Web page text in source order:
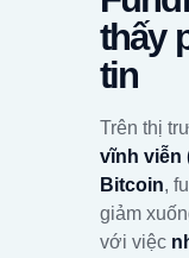
thấy
tin
Trên thị
vĩnh viễn
Bitcoin,
giảm
với việc